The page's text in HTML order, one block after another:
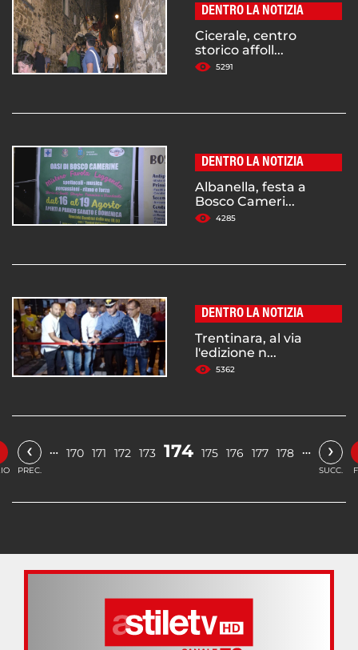
DENTRO LA NOTIZIA
Cicerale, centro
storico affoll...
5291
DENTRO LA NOTIZIA
Albanella, festa a
Bosco Cameri...
4285
DENTRO LA NOTIZIA
Trentinara, al via
l'edizione n...
5362
‹
PREC.
… 170 171 172 173 174 175 176 177 178 … ›
SUCC.